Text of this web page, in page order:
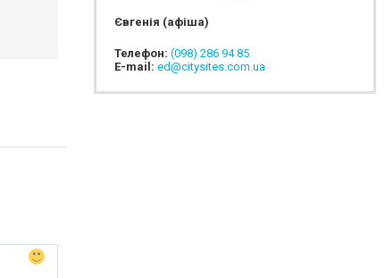
Євгенія (афіша)
Телефон: (098) 286 94 85
E-mail: ed@citysites.com.ua